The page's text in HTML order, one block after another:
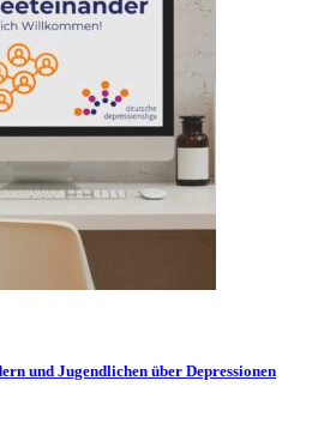
und Jugendlichen über Depressionen